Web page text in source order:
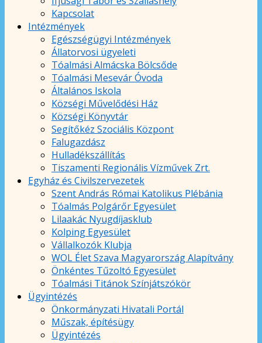
Kapcsolat
Intézmények
Egészségügyi Intézmények
Állatorvosi ügyeleti
Tóalmási Almácska Bölcsőde
Tóalmási Mesevár Óvoda
Általános Iskola
Községi Művelődési Ház
Községi Könyvtár
Segítőkéz Szociális Központ
Falugazdász
Hulladékszállítás
Tiszamenti Regionális Vízművek Zrt.
Egyház és Civilszervezetek
Szent András Római Katolikus Plébánia
Tóalmás Polgárőr Egyesület
Lilaakác Nyugdíjasklub
Kolping Egyesület
Vállalkozók Klubja
WOL Élet Szava Magyarország Alapítvány
Önkéntes Tűzoltó Egyesület
Tóalmási Titánok Színjátszókör
Ügyintézés
Önkormányzati Hivatali Portál
Műszak, építésügy
Ügyintézés